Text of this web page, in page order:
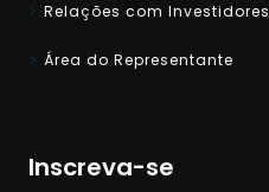
Relações com Investidores
Área do Representante
Inscreva-se